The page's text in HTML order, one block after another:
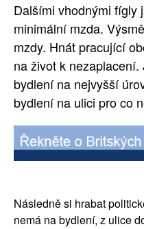
Dalšími vhodnými fígly
minimální mzda.
mzdy. Hnát pracující
na život k
bydlení na nejvyšší
bydlení na ulici pro co
Následně si hrabat
nemá na bydlení, z ulice